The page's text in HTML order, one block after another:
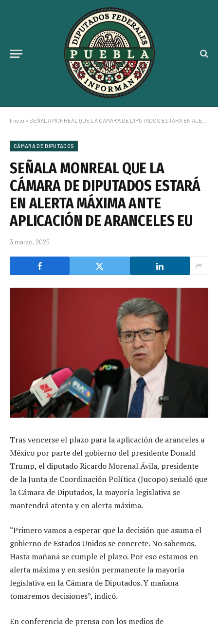
Inicio » SEÑALA MONREAL QUE LA CÁMARA DE DIPUTADOS ESTARÁ EN ALERTA MÁXIMA ANTE APLICACIÓN DE ARANCELES EU
CÁMARA DE DIPUTADOS
SEÑALA MONREAL QUE LA
CÁMARA DE DIPUTADOS ESTARÁ
EN ALERTA MÁXIMA ANTE
APLICACIÓN DE ARANCELES EU
3 marzo, 2025
Tras vencerse el plazo para la aplicación de aranceles a
México por parte del gobierno del presidente Donald
Trump, el diputado Ricardo Morenal Ávila, presidente
de la Junta de Coordinación Política (Jucopo) señaló que
la Cámara de Diputados, la mayoría legislativa se
mantendrá atenta y en alerta máxima.
“Primero vamos a esperar que la decisión que asuma el
gobierno de Estados Unidos se concrete. No sabemos.
Hasta mañana se cumple el plazo. Por eso estamos en
alerta máxima y en sesión permanente la mayoría
legislativa en la Cámara de Diputados. Y mañana
tomaremos decisiones”, indicó.
En conferencia de prensa con los medios de